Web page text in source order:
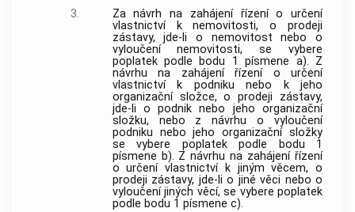
3.
Za návrh na zahájení řízení o určení
vlastnictví k nemovitosti, o prodeji
zástavy, jde-li o nemovitost nebo o
vyloučení nemovitosti, se vybere
poplatek podle bodu 1 písmene a). Z
návrhu na zahájení řízení o určení
vlastnictví k podniku nebo k jeho
organizační složce, o prodeji zástavy,
jde-li o podnik nebo jeho organizační
složku, nebo z návrhu o vyloučení
podniku nebo jeho organizační složky
se vybere poplatek podle bodu 1
písmene b). Z návrhu na zahájení řízení
o určení vlastnictví k jiným věcem, o
prodeji zástavy, jde-li o jiné věci nebo o
vyloučení jiných věcí, se vybere poplatek
podle bodu 1 písmene c).